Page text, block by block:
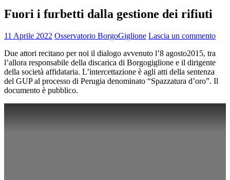
Fuori i furbetti dalla gestione dei rifiuti
11 Aprile 2022 Osservatorio BorgoGiglione Lascia un commento
Due attori recitano per noi il dialogo avvenuto l’8 agosto2015, tra
l’allora responsabile della discarica di Borgogiglione e il dirigente
della società affidataria. L’intercettazione è agli atti della sentenza
del GUP al processo di Perugia denominato “Spazzatura d’oro”. Il
documento è pubblico.